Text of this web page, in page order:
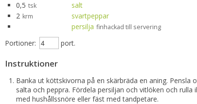
0,5 tsk
salt
2 krm
svartpeppar
persilja finhackad till servering
Portioner: port.
Instruktioner
Banka ut köttskivorna på en skärbräda en aning. Pensla
salta och peppra. Fördela persiljan och vitlöken och rulla
med hushållssnöre eller fäst med tandpetare.